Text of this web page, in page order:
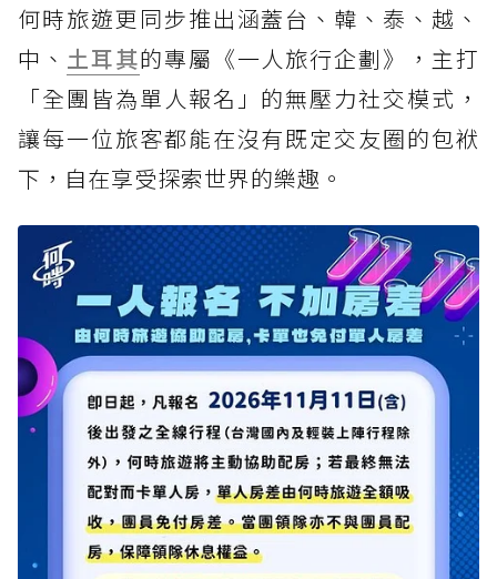
何時旅遊更同步推出涵蓋台、韓、泰、越、
中、 土耳其的專屬《一人旅行企劃》，主打
「全團皆為單人報名」的無壓力社交模式，
讓每一位旅客都能在沒有既定交友圈的包袱
下，自在享受探索世界的樂趣。